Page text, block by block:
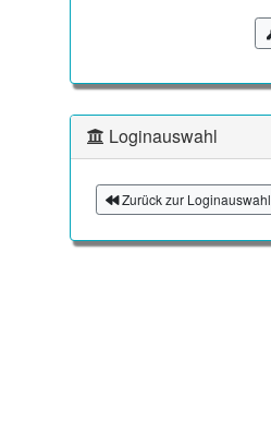
Loginauswahl
Zurück zur Loginauswahl